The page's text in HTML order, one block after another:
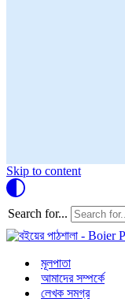
Skip to content
Search for...
মূলপাতা
আমাদের সম্পর্কে
লেখক সমগ্র